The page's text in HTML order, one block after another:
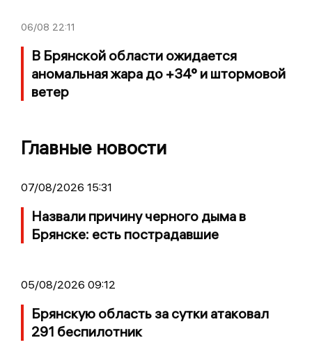
06/08 22:11
В Брянской области ожидается
аномальная жара до +34° и штормовой
ветер
Главные новости
07/08/2026 15:31
Назвали причину черного дыма в
Брянске: есть пострадавшие
05/08/2026 09:12
Брянскую область за сутки атаковал
291 беспилотник